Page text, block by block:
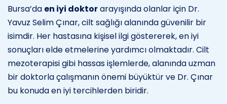
Bursa’da en iyi doktorarayışında olanlar için Dr.
Yavuz Selim Çınar, cilt sağlığı alanında güvenilir bir
isimdir. Her hastasına kişisel ilgi göstererek, en iyi
sonuçları elde etmelerine yardımcı olmaktadır. Cilt
mezoterapisi gibi hassas işlemlerde, alanında uzman
bir doktorla çalışmanın önemi büyüktür ve Dr. Çınar
bu konuda en iyi tercihlerden biridir.